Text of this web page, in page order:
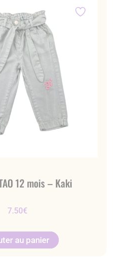
12 mois – Kaki
7.50€
au panier